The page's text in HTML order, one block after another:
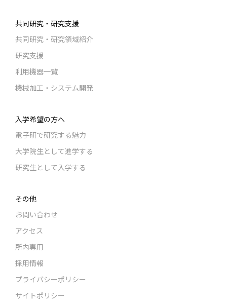
共同研究・研究支援
共同研究・研究領域紹介
研究支援
利用機器一覧
機械加工・システム開発
入学希望の方へ
電子研で研究する魅力
大学院生として進学する
研究生として入学する
その他
お問い合わせ
アクセス
所内専用
採用情報
プライバシーポリシー
サイトポリシー